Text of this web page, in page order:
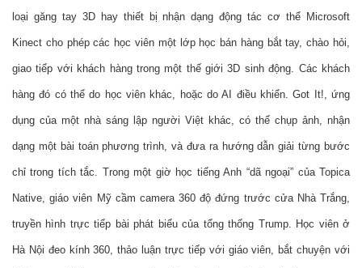
loại găng tay 3D hay thiết bị nhận dạng động tác cơ thể Microsoft
Kinect cho phép các học viên một lớp học bán hàng bắt tay, chào hỏi,
giao tiếp với khách hàng trong một thế giới 3D sinh động. Các khách
hàng đó có thể do học viên khác, hoặc do AI điều khiển. Got It!, ứng
dụng của một nhà sáng lập người Việt khác, có thể chụp ảnh, nhận
dạng một bài toán phương trình, và đưa ra hướng dẫn giải từng bước
chỉ trong tích tắc. Trong một giờ học tiếng Anh “dã ngoại” của Topica
Native, giáo viên Mỹ cầm camera 360 độ đứng trước cửa Nhà Trắng,
truyền hình trực tiếp bài phát biểu của tổng thống Trump. Học viên ở
Hà Nội đeo kính 360, thảo luận trực tiếp với giáo viên, bắt chuyện với